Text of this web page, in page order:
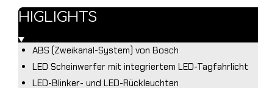
HIGLIGHTS
ABS (Zweikanal-System) von Bosch
LED Scheinwerfer mit integriertem LED-Tagfahrlicht
LED-Blinker- und LED-Rückleuchten